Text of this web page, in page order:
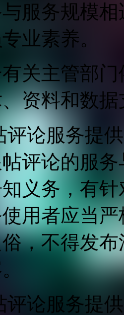
与服务规模
业素养。
有关主管部
资料和数
评论服务提
评论的服
义务，有
用者应当
，不得发
评论服务提